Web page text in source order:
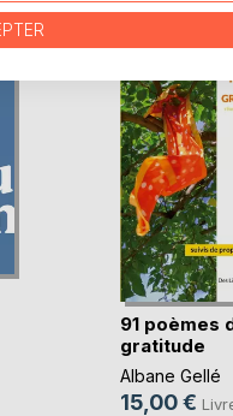
91 poèmes
gratitude
Albane Gellé
15,00 €